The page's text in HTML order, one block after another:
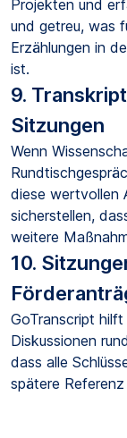
Projekten und
und getreu, was
Erzählungen in
ist.
9.
Sitzungen
Wenn
diese wertvollen
sicherstellen,
weitere
10.
GoTranscript
Diskussionen
dass alle
spätere